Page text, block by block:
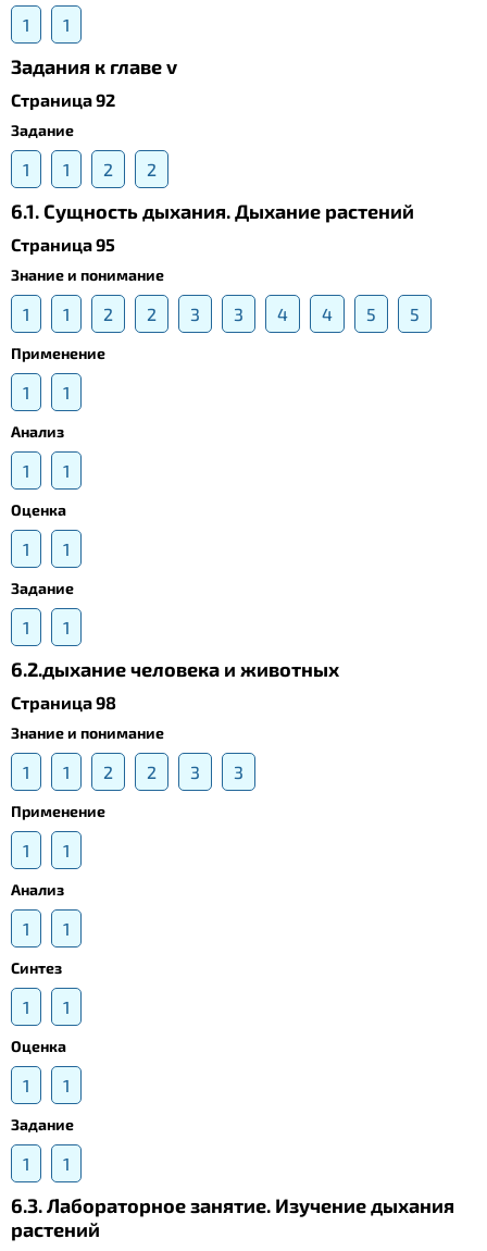
1 1
Задания к главе v
Страница 92
Задание
1 1 2 2
6.1. Сущность дыхания. Дыхание растений
Страница 95
Знание и понимание
1 1 2 2 3 3 4 4 5 5
Применение
1 1
Анализ
1 1
Оценка
1 1
Задание
1 1
6.2.дыхание человека и животных
Страница 98
Знание и понимание
1 1 2 2 3 3
Применение
1 1
Анализ
1 1
Синтез
1 1
Оценка
1 1
Задание
1 1
6.3. Лабораторное занятие. Изучение дыхания
растений